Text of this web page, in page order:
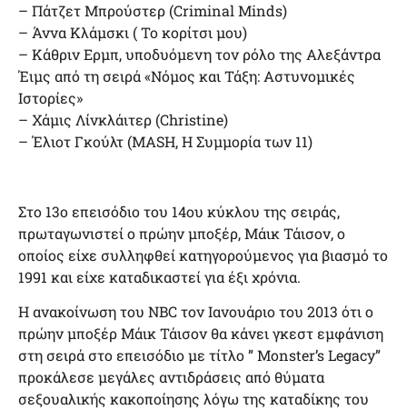
– Πάτζετ Μπρούστερ (Criminal Minds)
– Άννα Κλάμσκι ( Το κορίτσι μου)
– Κάθριν Ερμπ, υποδυόμενη τον ρόλο της Αλεξάντρα
Έιμς από τη σειρά «Νόμος και Τάξη: Αστυνομικές
Ιστορίες»
– Χάμις Λίνκλάιτερ (Christine)
– Έλιοτ Γκούλτ (ΜASH, Η Συμμορία των 11)
Στο 13ο επεισόδιο του 14ου κύκλου της σειράς,
πρωταγωνιστεί ο πρώην μποξέρ, Μάικ Τάισον, ο
οποίος είχε συλληφθεί κατηγορούμενος για βιασμό το
1991 και είχε καταδικαστεί για έξι χρόνια.
Η ανακοίνωση του NBC τον Ιανουάριο του 2013 ότι ο
πρώην μποξέρ Μάικ Τάισον θα κάνει γκεστ εμφάνιση
στη σειρά στο επεισόδιο με τίτλο ” Monster’s Legacy”
προκάλεσε μεγάλες αντιδράσεις από θύματα
σεξουαλικής κακοποίησης λόγω της καταδίκης του